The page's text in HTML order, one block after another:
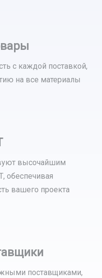
с каждой поставкой,
на все материалы
высочайшим
обеспечивая
вашего проекта
поставщиками,